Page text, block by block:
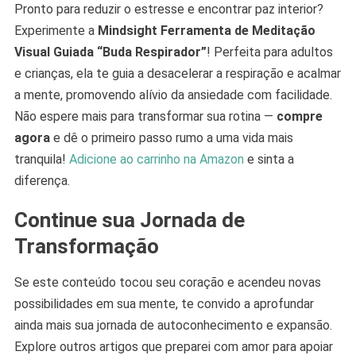
Pronto para reduzir o estresse e encontrar paz interior?
Experimente a Mindsight Ferramenta de Meditação
Visual Guiada “Buda Respirador”! Perfeita para adultos
e crianças, ela te guia a desacelerar a respiração e acalmar
a mente, promovendo alívio da ansiedade com facilidade.
Não espere mais para transformar sua rotina — compre
agorae dê o primeiro passo rumo a uma vida mais
tranquila! Adicione ao carrinho na Amazon e sinta a
diferença.
Continue sua Jornada de
Transformação
Se este conteúdo tocou seu coração e acendeu novas
possibilidades em sua mente, te convido a aprofundar
ainda mais sua jornada de autoconhecimento e expansão.
Explore outros artigos que preparei com amor para apoiar